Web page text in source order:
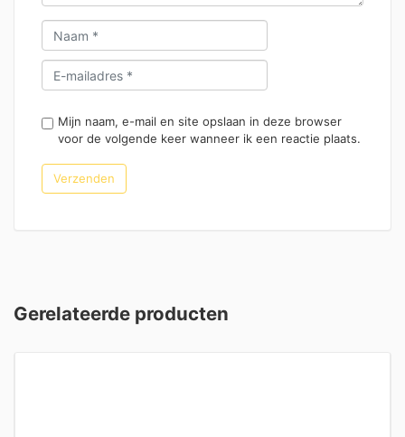
Mijn naam, e-mail en site opslaan in deze browser
voor de volgende keer wanneer ik een reactie plaats.
Gerelateerde producten